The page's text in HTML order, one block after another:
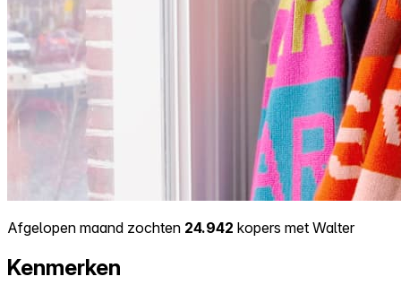
Afgelopen maand zochten 24.942 kopers met Walter
Kenmerken